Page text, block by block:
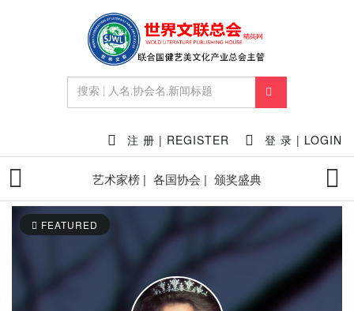
注 册 | REGISTER 登 录 | LOGIN
艺术家榜 | 各国协会 | 颁奖盛典
FEATURED